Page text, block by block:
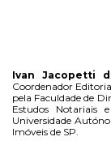
Ivan Jacopetti
Coordenador
pela Faculdade de
Estudos Notariais
Universidade
Imóveis de SP.